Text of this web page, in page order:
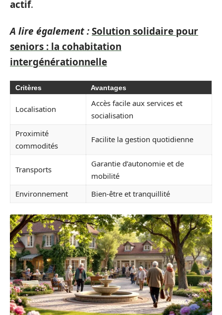
actif.
A lire également :Solution solidaire pour
seniors : la cohabitation
intergénérationnelle
Critères Avantages
Localisation
Accès facile aux services et
socialisation
Proximité
commodités
Facilite la gestion quotidienne
Transports
Garantie d’autonomie et de
mobilité
Environnement
Bien-être et tranquillité